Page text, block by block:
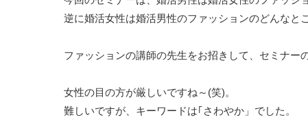
逆に婚活女性は婚活男性のファッションのどんなと
ファッションの講師の先生をお招きして、セミナー
女性の目の方が厳しいですね～(笑)。
難しいですが、キーワードは｢さわやか」でした。